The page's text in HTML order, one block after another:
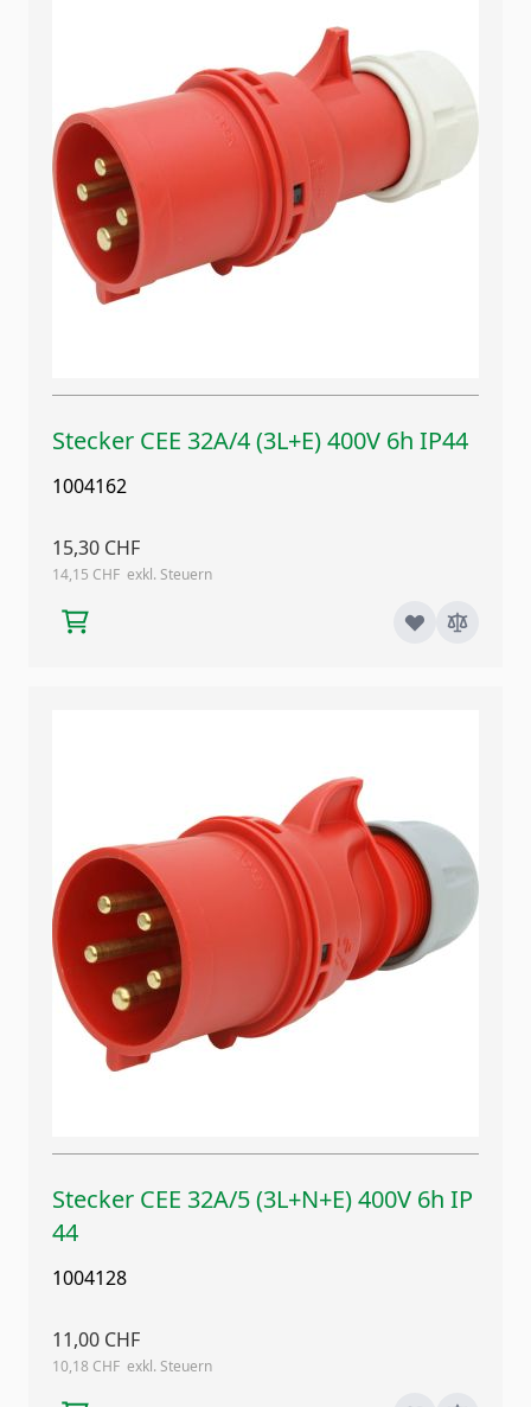
Stecker CEE 32A/4 (3L+E) 400V 6h IP44
1004162
15,30 CHF
14,15 CHF
Stecker CEE 32A/5 (3L+N+E) 400V 6h IP
44
1004128
11,00 CHF
10,18 CHF